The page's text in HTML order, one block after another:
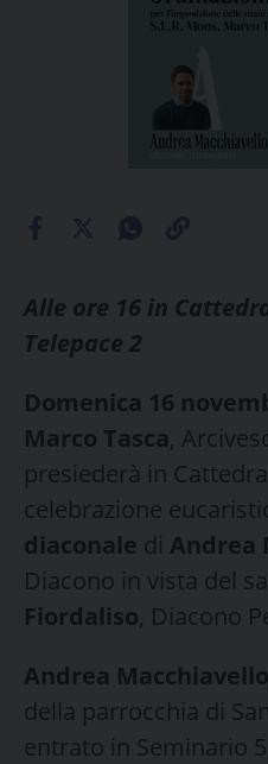
Alle ore 16 in
Telepace 2
Domenica 16
Marco Tasca,
presiederà in
celebrazione
diaconale di Andrea
Diacono in vista del
Fiordaliso, Diacono
Andrea Macchiavello
della parrocchia di
entrato in Seminario